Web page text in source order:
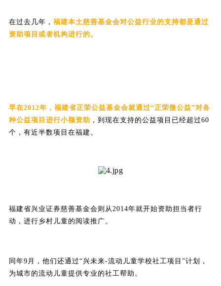
在过去几年， 福建本土慈善基金会对公益行业的支持都是通过
资助项目或者机构进行的。
早在2012年，福建省正荣公益基金会就通过“正荣微公益”对各
种公益项目进行小额资助 ，到现在支持的公益项目已经超过60
个，有近半数项目在福建。
福建省兴业证券慈善基金会则从2014年就开始资助担当者行
动，进行乡村儿童的阅读推广。
同年9月，他们还通过“兴未来-流动儿童学校社工项目”计划，
为城市的流动儿童提供专业的社工帮助。